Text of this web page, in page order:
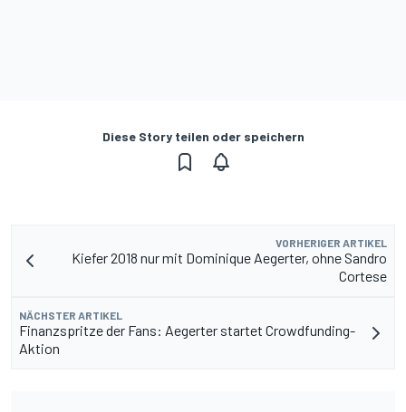
Diese Story teilen oder speichern
VORHERIGER ARTIKEL
Kiefer 2018 nur mit Dominique Aegerter, ohne Sandro
Cortese
NÄCHSTER ARTIKEL
Finanzspritze der Fans: Aegerter startet Crowdfunding-
Aktion